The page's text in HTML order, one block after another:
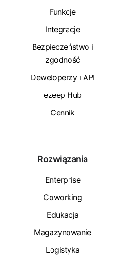
Funkcje
Integracje
Bezpieczeństwo i
zgodność
Deweloperzy i API
ezeep Hub
Cennik
Rozwiązania
Enterprise
Coworking
Edukacja
Magazynowanie
Logistyka